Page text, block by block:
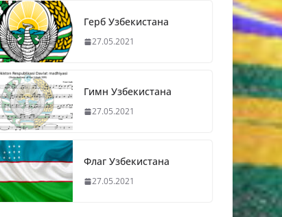
Герб Узбекистана
27.05.2021
Гимн Узбекистана
27.05.2021
Флаг Узбекистана
27.05.2021